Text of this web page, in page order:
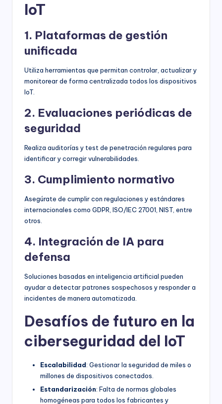
IoT
1. Plataformas de gestión
unificada
Utiliza herramientas que permitan controlar, actualizar y
monitorear de forma centralizada todos los dispositivos
IoT.
2. Evaluaciones periódicas de
seguridad
Realiza auditorías y test de penetración regulares para
identificar y corregir vulnerabilidades.
3. Cumplimiento normativo
Asegúrate de cumplir con regulaciones y estándares
internacionales como GDPR, ISO/IEC 27001, NIST, entre
otros.
4. Integración de IA para
defensa
Soluciones basadas en inteligencia artificial pueden
ayudar a detectar patrones sospechosos y responder a
incidentes de manera automatizada.
Desafíos de futuro en la
ciberseguridad del IoT
Escalabilidad: Gestionar la seguridad de miles o
millones de dispositivos conectados.
Estandarización: Falta de normas globales
homogéneas para todos los fabricantes y